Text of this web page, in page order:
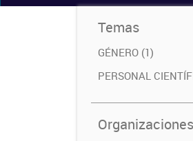
Temas
GÉNERO (1)
PERSONAL
Organizaciones